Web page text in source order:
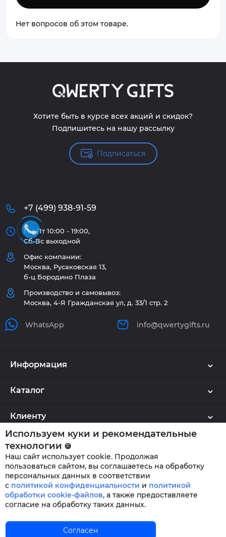
Нет вопросов об этом товаре.
Хотите быть в курсе всех акций и скидок?
Подпишитесь на нашу рассылку
Подписаться
+7 (499) 938-91-59
Пн-Пт 10:00 - 19:00,
Сб-Вс выходной
Офис компании:
Москва, Русаковская 13,
б-ц Бородино Плаза
Производство и самовывоз:
Москва, 4-Я Гражданская ул, д. 33/1 стр. 2
WhatsApp info@qwertygifts.ru
Информация
Каталог
Клиенту
технологии🍪
Наш сайт использует cookie. Продолжая
пользоваться сайтом, вы соглашаетесь на обработку
персональных данных в соответствии
с политикой конфиденциальностии политикой
обработки cookie-файлов,а также предоставляете
согласие на обработку таких данных.
Согласен